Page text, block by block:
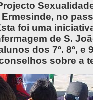
no
foi uma
de S.
dos 7º. 8º, e
sobre a